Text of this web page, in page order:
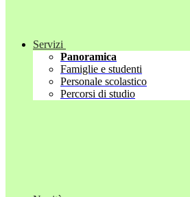
Servizi
Panoramica
Famiglie e studenti
Personale scolastico
Percorsi di studio